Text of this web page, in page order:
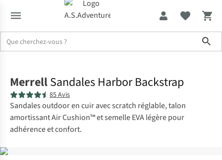
MerrellSandales Harbor Backstrap
85 Avis
Sandales outdoor en cuir avec scratch réglable, talon
amortissant Air Cushion™ et semelle EVA légère pour
adhérence et confort.